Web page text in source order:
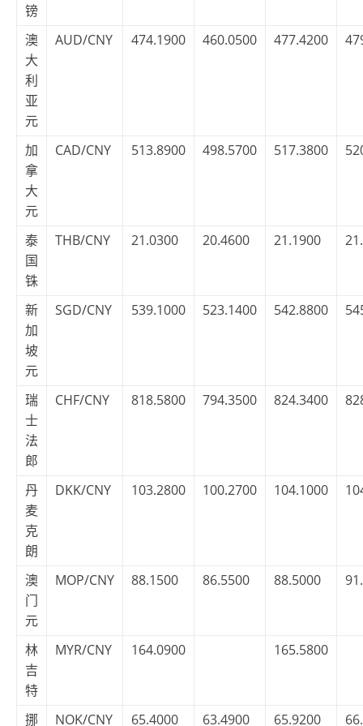
镑
澳
大
利
亚
元
AUD/CNY 474.1900 460.0500 477.4200
加
拿
大
元
CAD/CNY 513.8900 498.5700 517.3800
泰
国
铢
THB/CNY 21.0300 20.4600 21.1900
新
加
坡
元
SGD/CNY 539.1000 523.1400 542.8800
瑞
士
法
郎
CHF/CNY 818.5800 794.3500 824.3400
丹
麦
克
朗
DKK/CNY 103.2800 100.2700 104.1000
澳
门
元
MOP/CNY 88.1500 86.5500 88.5000
林
吉
特
MYR/CNY 164.0900 165.5800
挪 NOK/CNY 65.4000 63.4900 65.9200